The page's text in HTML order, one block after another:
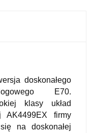
doskonałego
E70.
klasy układ
AK4499EX firmy
na doskonałej